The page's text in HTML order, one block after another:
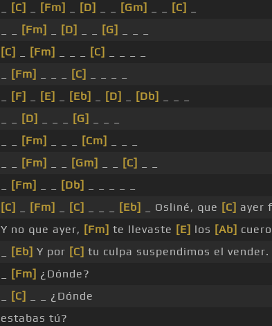
[C] [Fm] [D] [Gm] [C]
[Fm] [D] [G]
[C]
[Fm] [C]
[Fm] [C]
[F] [E] [Eb] [D] [Db]
[D] [G]
[Fm] [Cm]
[Fm] [Gm] [C]
[Fm] [Db]
[C]
[Fm] [C] [Eb] _ Osliné, que [C] ayer
Y no que ayer, [Fm] te llevaste [E] los [Ab]
[Eb] Y por [C] tu culpa suspendimos el vender.
[Fm] ¿Dónde?
[C]
_ _ ¿Dónde
estabas tú?